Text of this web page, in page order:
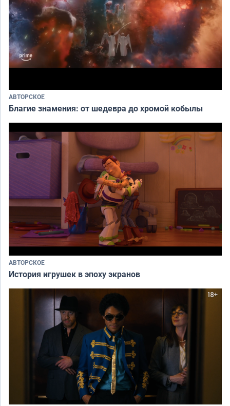
АВТОРСКОЕ
Благие знамения: от шедевра до хромой кобылы
АВТОРСКОЕ
История игрушек в эпоху экранов